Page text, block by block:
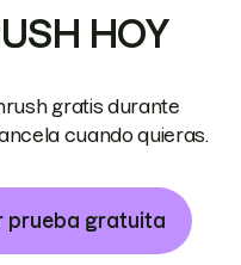
HOY
gratis durante
cuando quieras.
prueba gratuita